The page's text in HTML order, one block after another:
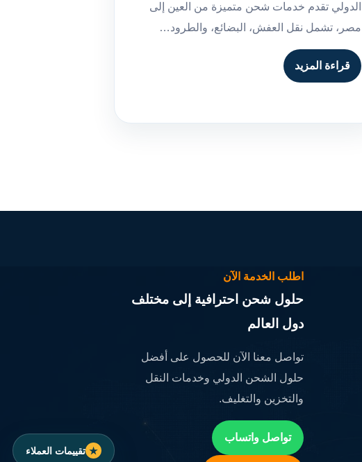
الدولي تقدم خدمات شحن متميزة من العين إلى
مصر، تشمل نقل العفش، البضائع، والطرود…
قراءة المزيد
اطلب الخدمة الآن
حلول شحن احترافية إلى مختلف
دول العالم
تواصل معنا الآن للحصول على أفضل
حلول الشحن الدولي وخدمات النقل
والتخزين والتغليف.
تواصل واتساب
تقييمات العملاء